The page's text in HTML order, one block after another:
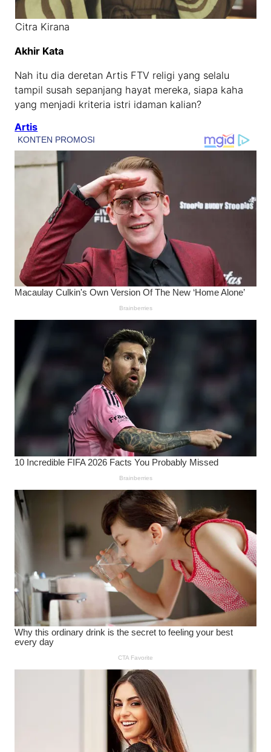
Citra Kirana
Akhir Kata
Nah itu dia deretan Artis FTV religi yang selalu
tampil susah sepanjang hayat mereka, siapa kaha
yang menjadi kriteria istri idaman kalian?
Artis